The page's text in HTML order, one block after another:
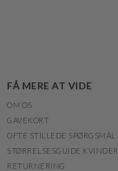
FÅ MERE AT VIDE
OM OS
GAVEKORT
OFTE STILLEDE SPØRGSMÅL
STØRRELSESGUIDE KVINDER
RETURNERING